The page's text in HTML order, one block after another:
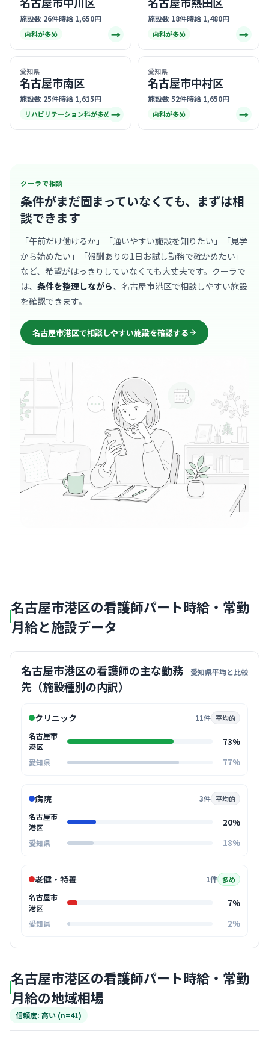
施設数 26件時給 1,650円
内科が多め →
施設数 18件時給 1,480円
内科が多め →
愛知県
名古屋市南区
施設数 25件時給 1,615円
リハビリテーション科が多め →
愛知県
名古屋市中村区
施設数 52件時給 1,650円
内科が多め →
クーラで相談
条件がまだ固まっていなくても、 まずは相
談できます
「午前だけ働けるか」「通いやすい施設を知りたい」「見学
から始めたい」「報酬ありの1日お試し勤務で確かめたい」
など、希望がはっきりしていなくても大丈夫です。クーラで
は、 条件を整理しながら、名古屋市港区で相談しやすい施設
を確認できます。
名古屋市港区で相談しやすい施設を確認する
名古屋市港区の看護師パート時給・常勤
月給と施設データ
名古屋市港区の看護師の主な勤務
先（施設種別の内訳）
愛知県平均と比較
クリニック 11件 平均的
名古屋市
港区
73%
愛知県 77%
病院 3件 平均的
名古屋市
港区
20%
愛知県 18%
老健・特養 1件 多め
名古屋市
港区
7%
愛知県 2%
名古屋市港区の看護師パート時給・常勤
月給の地域相場
信頼度: 高い (n=41)